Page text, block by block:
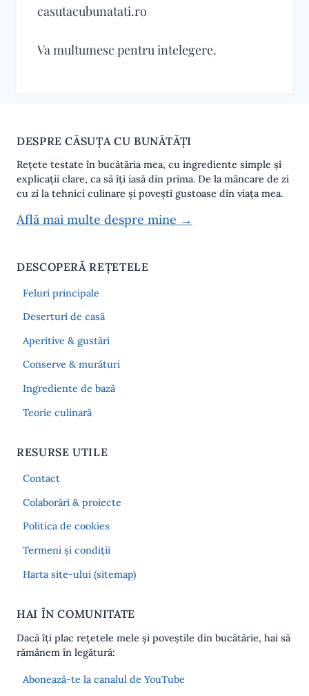
casutacubunatati.ro
Va multumesc pentru intelegere.
DESPRE CĂSUȚA CU BUNĂTĂȚI
Rețete testate în bucătăria mea, cu ingrediente simple și
explicații clare, ca să îți iasă din prima. De la mâncare de zi
cu zi la tehnici culinare și povești gustoase din viața mea.
Află mai multe despre mine →
DESCOPERĂ REȚETELE
Feluri principale
Deserturi de casă
Aperitive & gustări
Conserve & murături
Ingrediente de bază
Teorie culinară
RESURSE UTILE
Contact
Colaborări & proiecte
Politica de cookies
Termeni și condiții
Harta site-ului (sitemap)
HAI ÎN COMUNITATE
Dacă îți plac rețetele mele și poveștile din bucătărie, hai să
rămânem în legătură:
Abonează-te la canalul de YouTube